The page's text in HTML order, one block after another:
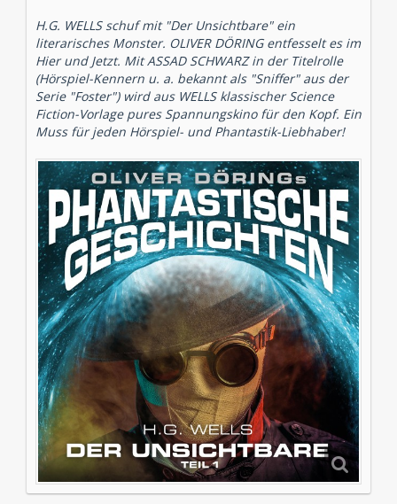
H.G. WELLS schuf mit "Der Unsichtbare" ein
literarisches Monster. OLIVER DÖRING entfesselt es im
Hier und Jetzt. Mit ASSAD SCHWARZ in der Titelrolle
(Hörspiel-Kennern u. a. bekannt als "Sniffer" aus der
Serie "Foster") wird aus WELLS klassischer Science
Fiction-Vorlage pures Spannungskino für den Kopf. Ein
Muss für jeden Hörspiel- und Phantastik-Liebhaber!